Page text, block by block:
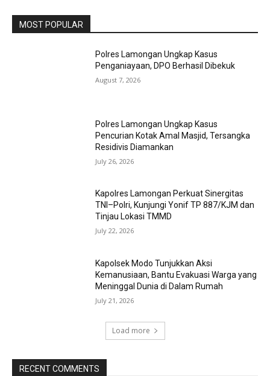
MOST POPULAR
Polres Lamongan Ungkap Kasus
Penganiayaan, DPO Berhasil Dibekuk
August 7, 2026
Polres Lamongan Ungkap Kasus
Pencurian Kotak Amal Masjid, Tersangka
Residivis Diamankan
July 26, 2026
Kapolres Lamongan Perkuat Sinergitas
TNI–Polri, Kunjungi Yonif TP 887/KJM dan
Tinjau Lokasi TMMD
July 22, 2026
Kapolsek Modo Tunjukkan Aksi
Kemanusiaan, Bantu Evakuasi Warga yang
Meninggal Dunia di Dalam Rumah
July 21, 2026
Load more
RECENT COMMENTS